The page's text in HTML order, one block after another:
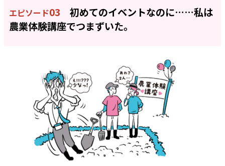
エピソード03 初めてのイベントなのに……私は
農業体験講座でつまずいた。